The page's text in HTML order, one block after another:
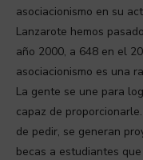
asociacionismo en su
Lanzarote hemos
año 2000, a 648 en el
asociacionismo es una
La gente se une para
capaz de
de pedir, se generan
becas a estudiantes